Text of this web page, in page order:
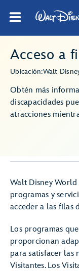
Acceso a
Ubicación:Walt
Obtén más
discapacidades
atracciones
Walt Disney
programas y
acceder a las filas
Los programas
proporcionan
para satisfacer las
Visitantes. Los